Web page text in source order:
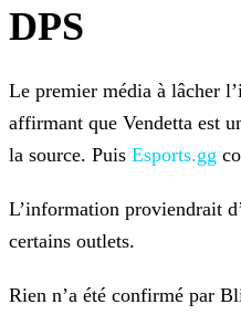
DPS
Le premier média à lâcher
affirmant que Vendetta est
la source. Puis Esports.gg
L’information proviendrait
certains outlets.
Rien n’a été confirmé par